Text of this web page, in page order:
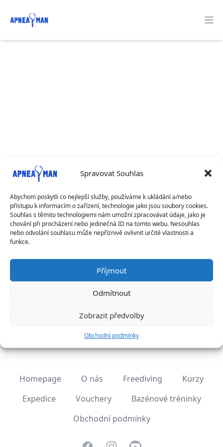
Spravovat Souhlas
Abychom poskytli co nejlepší služby, používáme k ukládání a/nebo
přístupu k informacím o zařízení, technologie jako jsou soubory cookies.
Souhlas s těmito technologiemi nám umožní zpracovávat údaje, jako je
chování při procházení nebo jedinečná ID na tomto webu. Nesouhlas
nebo odvolání souhlasu může nepříznivě ovlivnit určité vlastnosti a
funkce.
Příjmout
Odmítnout
Zobrazit předvolby
Obchodní podmínky
Apneaman
6. 8. 2026 - 6. 8. 2026
Homepage O nás Freediving
Kurzy
Expedice
Vouchery
Bazénové tréninky
Obchodní podmínky